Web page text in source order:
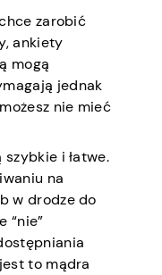
zarobić
ankiety
mogą
jednak
nie mieć
i łatwe.
na
w drodze do
“nie”
to mądra